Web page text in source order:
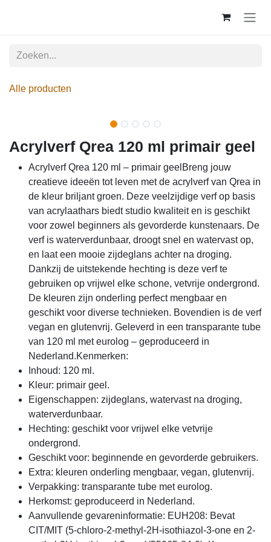
Alle producten
Acrylverf Qrea 120 ml primair geel
Acrylverf Qrea 120 ml – primair geelBreng jouw
creatieve ideeën tot leven met de acrylverf van Qrea in
de kleur briljant groen. Deze veelzijdige verf op basis
van acrylaathars biedt studio kwaliteit en is geschikt
voor zowel beginners als gevorderde kunstenaars. De
verf is waterverdunbaar, droogt snel en watervast op,
en laat een mooie zijdeglans achter na droging.
Dankzij de uitstekende hechting is deze verf te
gebruiken op vrijwel elke schone, vetvrije ondergrond.
De kleuren zijn onderling perfect mengbaar en
geschikt voor diverse technieken. Bovendien is de verf
vegan en glutenvrij. Geleverd in een transparante tube
van 120 ml met eurolog – geproduceerd in
Nederland.Kenmerken:
Inhoud: 120 ml.
Kleur: primair geel.
Eigenschappen: zijdeglans, watervast na droging,
waterverdunbaar.
Hechting: geschikt voor vrijwel elke vetvrije
ondergrond.
Geschikt voor: beginnende en gevorderde gebruikers.
Extra: kleuren onderling mengbaar, vegan, glutenvrij.
Verpakking: transparante tube met eurolog.
Herkomst: geproduceerd in Nederland.
Aanvullende gevareninformatie: EUH208: Bevat
CIT/MIT (5-chloro-2-methyl-2H-isothiazol-3-one en 2-